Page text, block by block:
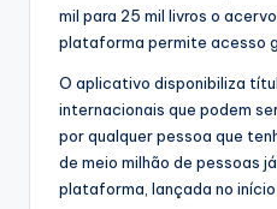
mil para 25 mil livros o
plataforma permite acesso
O aplicativo disponibiliza
internacionais que podem
por qualquer pessoa que
de meio milhão de pessoas
plataforma, lançada no início